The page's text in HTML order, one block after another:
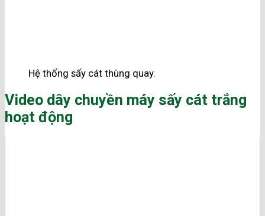
Hệ thống sấy cát thùng quay.
Video dây chuyền máy sấy cát trắng
hoạt động